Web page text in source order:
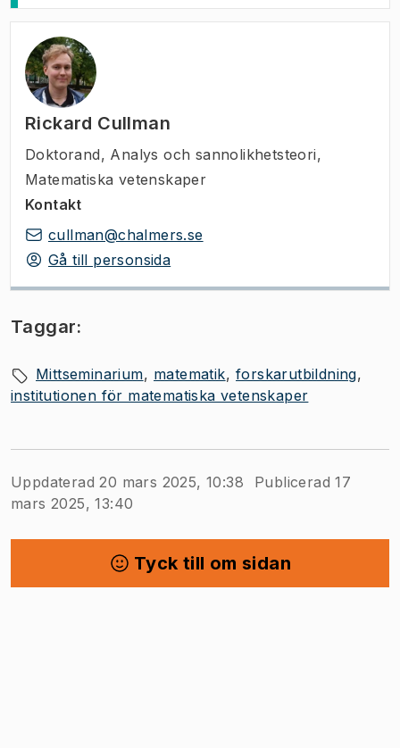
Rickard Cullman
Doktorand, Analys och sannolikhetsteori,
Matematiska vetenskaper
Kontakt
cullman@chalmers.se
Gå till personsida
Taggar:
Mittseminarium matematik
forskarutbildning
institutionen för matematiska vetenskaper
Uppdaterad 20 mars 2025, 10:38
Publicerad 17
mars 2025, 13:40
Tyck till om sidan